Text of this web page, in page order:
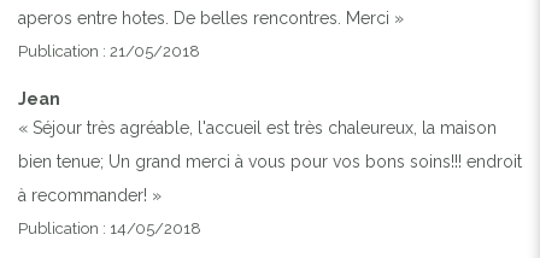
aperos entre hotes. De belles rencontres. Merci »
Publication : 21/05/2018
Jean
« Séjour très agréable, l'accueil est très chaleureux, la maison
bien tenue; Un grand merci à vous pour vos bons soins!!! endroit
à recommander! »
Publication : 14/05/2018